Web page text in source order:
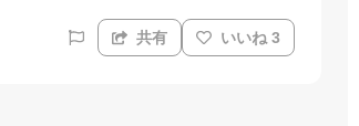
共有 いいね 3